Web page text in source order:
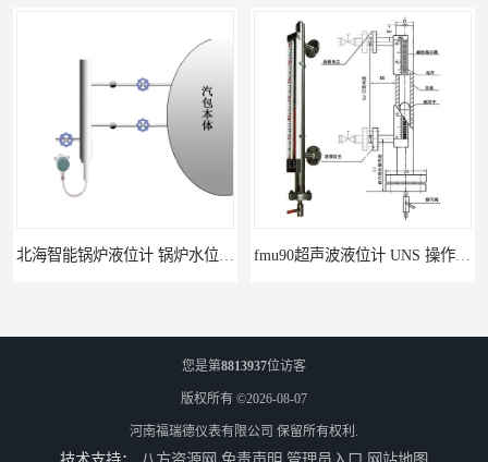
您是第8813937位访客
版权所有 ©2026-08-07
河南福瑞德仪表有限公司 保留所有权利.